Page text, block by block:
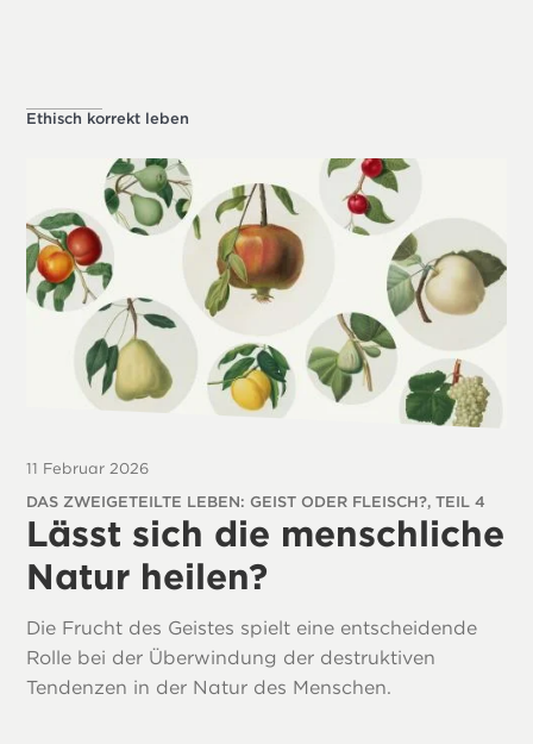
Ethisch korrekt leben
11 Februar 2026
DAS ZWEIGETEILTE LEBEN: GEIST ODER FLEISCH?, TEIL 4
Lässt sich die menschliche
Natur heilen?
Die Frucht des Geistes spielt eine entscheidende
Rolle bei der Überwindung der destruktiven
Tendenzen in der Natur des Menschen.